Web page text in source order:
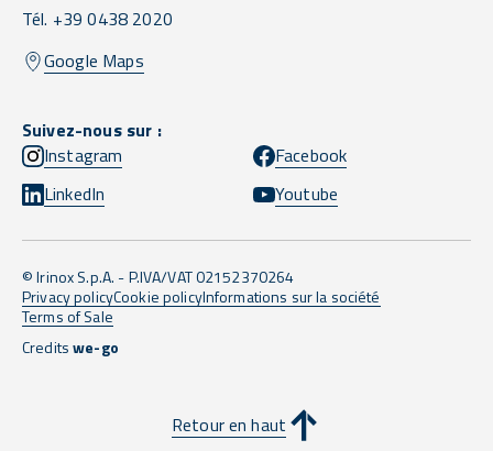
Tél. +39 0438 2020
Google Maps
Suivez-nous sur :
Instagram
Facebook
LinkedIn
Youtube
© Irinox S.p.A. - P.IVA/VAT 02152370264
Privacy policyCookie policyInformations sur la société
Terms of Sale
Creditswe-go
Retour en haut